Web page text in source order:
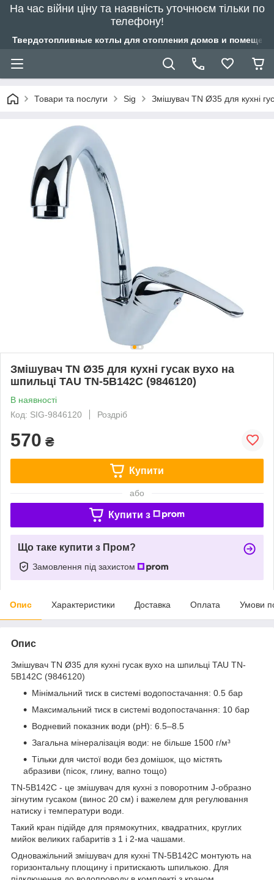
На час війни ціну та наявність уточнюєм тільки по
телефону!
Твердотопливные котлы для отопления домов и
Товари та послуги Sig Змішувач TN Ø35 для кухні
Змішувач TN Ø35 для кухні гусак вухо на
шпильці TAU TN-5B142C (9846120)
В наявності
Код: SIG-9846120
Роздріб
570 ₴
Купити
або
Купити з
Що таке купити з Пром?
Замовлення під захистом
Опис Характеристики Доставка Оплата Умови
Опис
Змішувач TN Ø35 для кухні гусак вухо на шпильці TAU TN-
5B142C (9846120)
Мінімальний тиск в системі водопостачання: 0.5 бар
Максимальний тиск в системі водопостачання: 10 бар
Водневий показник води (pH): 6.5–8.5
Загальна мінералізація води: не більше 1500 г/м³
Тільки для чистої води без домішок, що містять
абразиви (пісок, глину, вапно тощо)
TN-5B142C - це змішувач для кухні з поворотним J-образно
зігнутим гусаком (винос 20 см) і важелем для регулювання
натиску і температури води.
Такий кран підійде для прямокутних, квадратних, круглих
мийок великих габаритів з 1 і 2-ма чашами.
Одноважільний змішувач для кухні TN-5B142C монтують на
горизонтальну площину і притискають шпилькою. Для